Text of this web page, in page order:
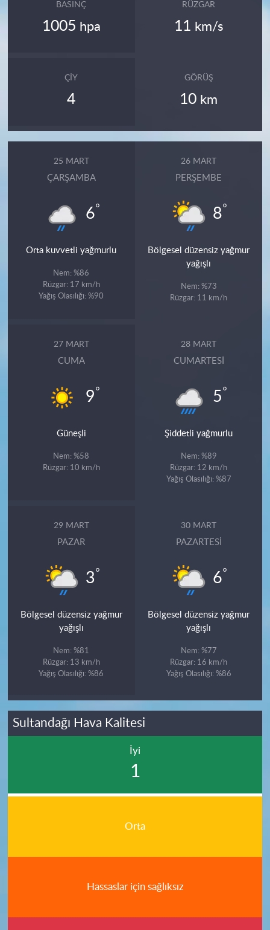
BASINÇ
1005 hpa
RÜZGAR
11 km/s
ÇIY
4
GÖRÜŞ
10 km
25 MART
ÇARŞAMBA
6°
Orta kuvvetli yağmurlu
Nem: %86
Rüzgar: 17 km/h
Yağış Olasılığı: %90
26 MART
PERŞEMBE
8°
Bölgesel düzensiz yağmur
yağışlı
Nem: %73
Rüzgar: 11 km/h
27 MART
CUMA
9°
Güneşli
Nem: %58
Rüzgar: 10 km/h
28 MART
CUMARTESI
5°
Şiddetli yağmurlu
Nem: %89
Rüzgar: 12 km/h
Yağış Olasılığı: %87
29 MART
PAZAR
3°
Bölgesel düzensiz yağmur
yağışlı
Nem: %81
Rüzgar: 13 km/h
Yağış Olasılığı: %86
30 MART
PAZARTESI
6°
Bölgesel düzensiz yağmur
yağışlı
Nem: %77
Rüzgar: 16 km/h
Yağış Olasılığı: %86
Sultandağı Hava Kalitesi
İyi
1
Orta
Hassaslar için sağlıksız